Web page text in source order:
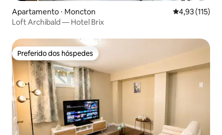
Apartamento ⋅ Moncton 4,93 de uma
4,93 (115)
Loft Archibald — Hotel Brix
Preferido dos hóspedes
Preferido dos hóspedes